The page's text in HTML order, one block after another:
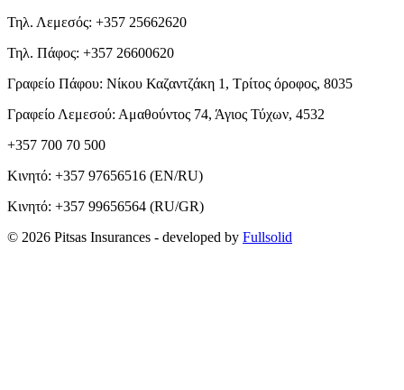
Τηλ. Λεμεσός: +357 25662620
Τηλ. Πάφος: +357 26600620
Γραφείο Πάφου: Νίκου Καζαντζάκη 1, Τρίτος όροφος, 8035
Γραφείο Λεμεσού: Αμαθούντος 74, Άγιος Τύχων, 4532
+357 700 70 500
Κινητό: +357 97656516 (EN/RU)
Κινητό: +357 99656564 (RU/GR)
© 2026 Pitsas Insurances - developed by Fullsolid